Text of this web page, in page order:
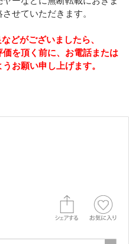
せていただきます。
どがございましたら、
を頂く前に、お電話または
お願い申し上げます。